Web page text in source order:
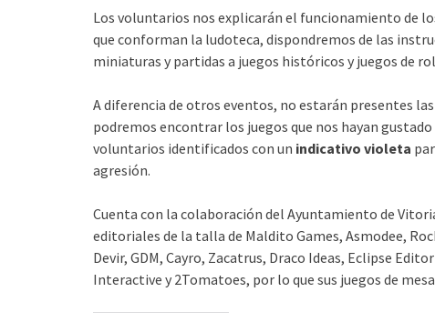
Los voluntarios nos explicarán el funcionamiento de
que conforman la ludoteca, dispondremos de las
miniaturas y partidas a juegos históricos y juegos de
A diferencia de otros eventos, no estarán presentes
podremos encontrar los juegos que nos hayan
voluntarios identificados con un indicativo violeta
agresión.
Cuenta con la colaboración del Ayuntamiento de
editoriales de la talla de Maldito Games, Asmodee,
Devir, GDM, Cayro, Zacatrus, Draco Ideas, Eclipse
Interactive y 2Tomatoes, por lo que sus juegos de